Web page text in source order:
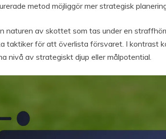
metod möjliggör mer strategisk
naturen av skottet som tas under en
taktiker för att överlista försvaret. I kontrast
nivå av strategiskt djup eller målpotential.